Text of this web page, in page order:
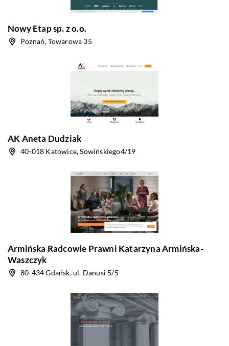
Nowy Etap sp. z o.o.
Poznań, Towarowa 35
AK Aneta Dudziak
40-018 Katowice, Sowińskiego4/19
Armińska Radcowie Prawni Katarzyna Armińska-
Waszczyk
80-434 Gdańsk, ul. Danusi 5/5